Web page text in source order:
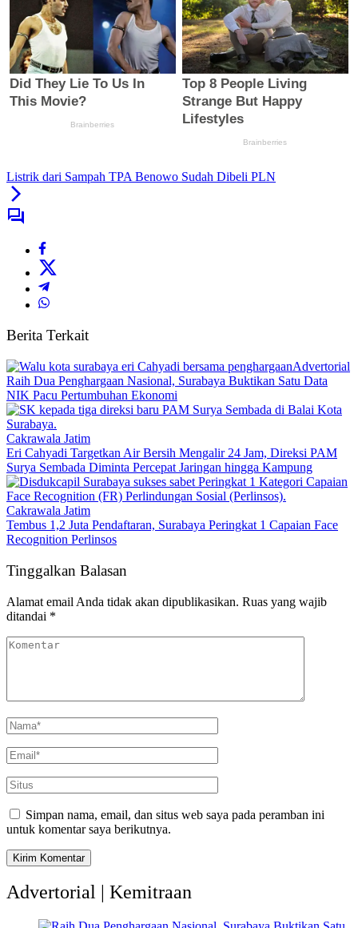
Listrik dari Sampah TPA Benowo Sudah Dibeli PLN
Berita Terkait
Advertorial
Raih Dua Penghargaan Nasional, Surabaya Buktikan Satu Data
NIK Pacu Pertumbuhan Ekonomi
Cakrawala Jatim
Eri Cahyadi Targetkan Air Bersih Mengalir 24 Jam, Direksi PAM
Surya Sembada Diminta Percepat Jaringan hingga Kampung
Cakrawala Jatim
Tembus 1,2 Juta Pendaftaran, Surabaya Peringkat 1 Capaian Face
Recognition Perlinsos
Tinggalkan Balasan
Alamat email Anda tidak akan dipublikasikan. Ruas yang wajib
ditandai *
Simpan nama, email, dan situs web saya pada peramban ini
untuk komentar saya berikutnya.
Advertorial | Kemitraan